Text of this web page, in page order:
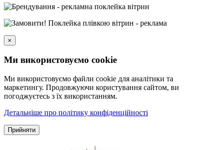
×
Ми використовуємо cookie
Ми використовуємо файли cookie для аналітики та
маркетингу. Продовжуючи користування сайтом, ви
погоджуєтесь з їх використанням.
Детальніше про політику конфіденційності
Прийняти